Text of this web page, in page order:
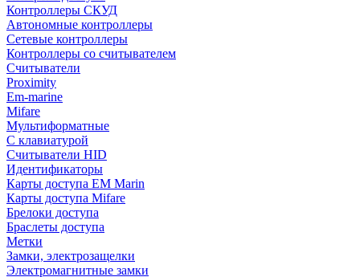
Контроллеры СКУД
Автономные контроллеры
Сетевые контроллеры
Контроллеры со считывателем
Считыватели
Proximity
Em-marine
Mifare
Мультиформатные
С клавиатурой
Считыватели HID
Идентификаторы
Карты доступа EM Marin
Карты доступа Mifare
Брелоки доступа
Браслеты доступа
Метки
Замки, электрозащелки
Электромагнитные замки